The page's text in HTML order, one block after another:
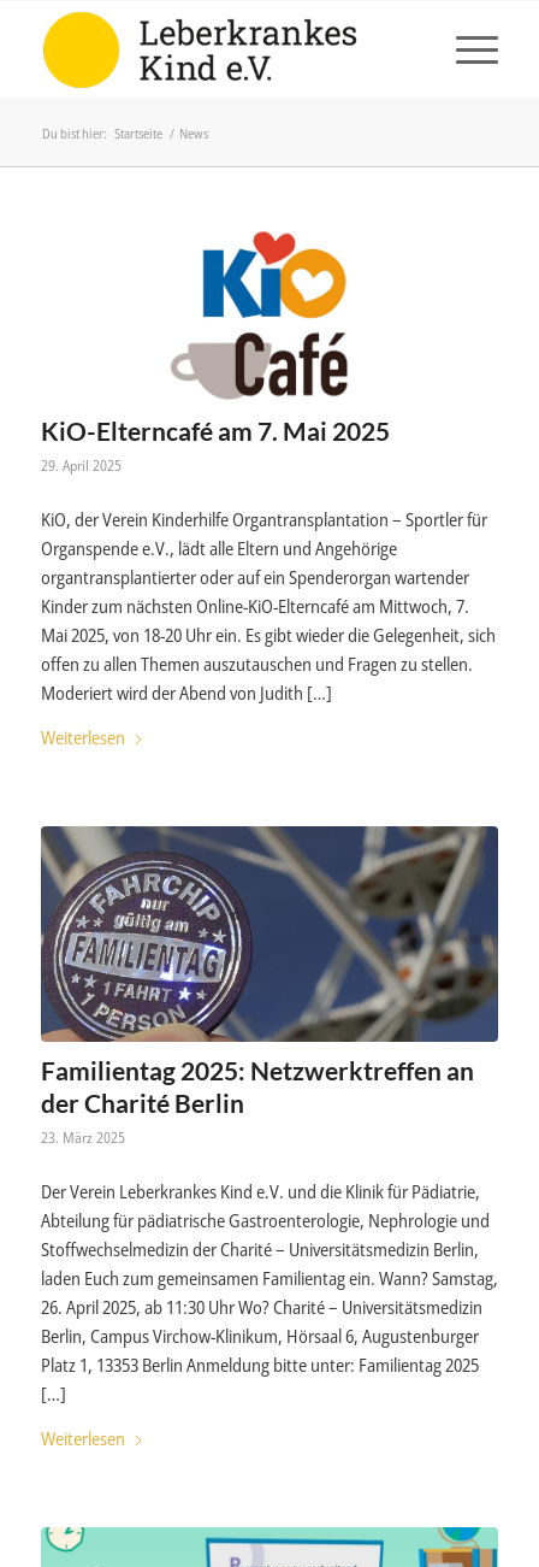
Du bist hier: Startseite / News
KiO-Elterncafé am 7. Mai 2025
29. April 2025
KiO, der Verein Kinderhilfe Organtransplantation – Sportler für
Organspende e.V., lädt alle Eltern und Angehörige
organtransplantierter oder auf ein Spenderorgan wartender
Kinder zum nächsten Online-KiO-Elterncafé am Mittwoch, 7.
Mai 2025, von 18-20 Uhr ein. Es gibt wieder die Gelegenheit, sich
offen zu allen Themen auszutauschen und Fragen zu stellen.
Moderiert wird der Abend von Judith […]
Weiterlesen
Familientag 2025: Netzwerktreffen an
der Charité Berlin
23. März 2025
Der Verein Leberkrankes Kind e.V. und die Klinik für Pädiatrie,
Abteilung für pädiatrische Gastroenterologie, Nephrologie und
Stoffwechselmedizin der Charité – Universitätsmedizin Berlin,
laden Euch zum gemeinsamen Familientag ein. Wann? Samstag,
26. April 2025, ab 11:30 Uhr Wo? Charité – Universitätsmedizin
Berlin, Campus Virchow-Klinikum, Hörsaal 6, Augustenburger
Platz 1, 13353 Berlin Anmeldung bitte unter: Familientag 2025
[…]
Weiterlesen